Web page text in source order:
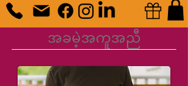
အခမဲ့အကူအညီ